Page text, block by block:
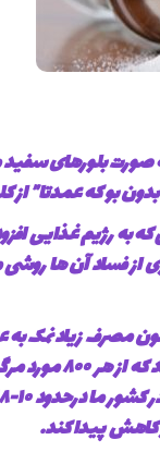
بلورهای
بو که عمدتا”
که به رژیم غذایی
فساد آن ها روشی
مصرف زیاد نمک